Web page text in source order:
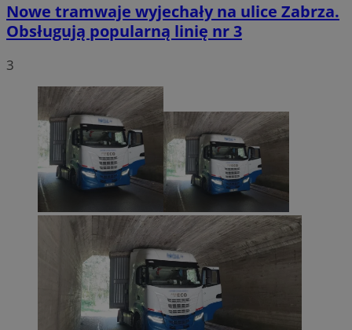
Nowe tramwaje wyjechały na ulice Zabrza.
Obsługują popularną linię nr 3
3